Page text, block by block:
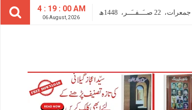
4 : 19 : 00 AM
06 August, 2026
جمعرات، 22 صــَــفــَــر، 1448ھ